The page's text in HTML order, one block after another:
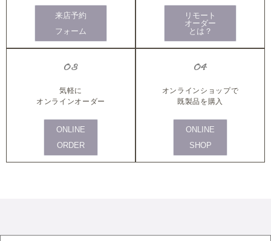
来店予約
フォーム
リモート
オーダー
とは？
03
気軽に
オンラインオーダー
ONLINE
ORDER
04
オンラインショップで
既製品を購入
ONLINE
SHOP